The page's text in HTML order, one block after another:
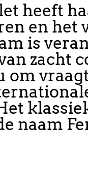
heeft
en het
is
zacht
om
naam